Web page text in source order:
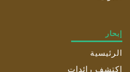
إبحار
الرئيسية
إكتشف رائدات